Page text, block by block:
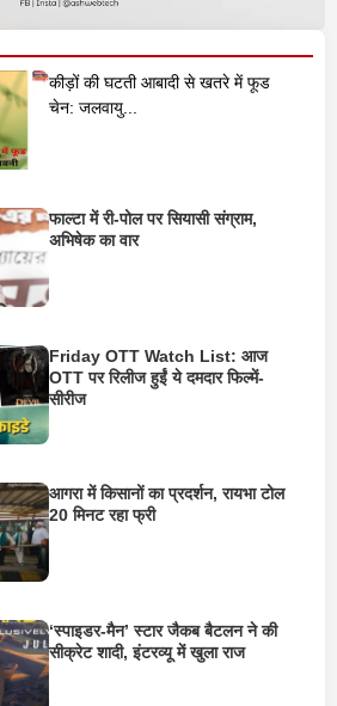
कीड़ों की घटती आबादी से खतरे में फूड
चेन: जलवायु...
फाल्टा में री-पोल पर सियासी संग्राम,
अभिषेक का वार
Friday OTT Watch List: आज
OTT पर रिलीज हुईं ये दमदार फिल्में-
सीरीज
आगरा में किसानों का प्रदर्शन, रायभा टोल
20 मिनट रहा फ्री
‘स्पाइडर-मैन’ स्टार जैकब बैटलन ने की
सीक्रेट शादी, इंटरव्यू में खुला राज